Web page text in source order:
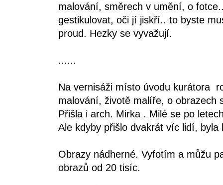
malování, směrech v umění, o
gestikulovat, oči jí jiskří.. to byste
proud. Hezky se vyvažují.
......
Na vernisáži místo úvodu kurátora
malování, životě malíře, o obrazech
Přišla i arch. Mirka . Milé se po
Ale kdyby přišlo dvakrát víc lidí, byla
Obrazy nádherné. Vyfotím a můžu
obrazů od 20 tisíc.